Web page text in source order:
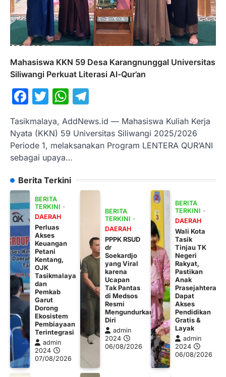
Mahasiswa KKN 59 Desa Karangnunggal Universitas
Siliwangi Perkuat Literasi Al-Qur’an
Facebook
TwitterWhatsApp
Tasikmalaya, AddNews.id — Mahasiswa Kuliah Kerja
Nyata (KKN) 59 Universitas Siliwangi 2025/2026
Periode 1, melaksanakan Program LENTERA QUR’ANI
sebagai upaya…
Berita Terkini
BERITA
TERKINI
DAERAH
Perluas
Akses
Keuangan
Petani
Kentang,
OJK
Tasikmalaya
dan
Pemkab
Garut
Dorong
Ekosistem
Pembiayaan
Terintegrasi
admin
2024
07/08/2026
BERITA
TERKINI
DAERAH
PPPK RSUD
dr
Soekardjo
yang Viral
karena
Ucapan
Tak Pantas
di Medsos
Resmi
Mengundurkan
Diri
admin
2024
06/08/2026
BERITA
TERKINI
DAERAH
Wali Kota
Tasik
Tinjau TK
Negeri
Rakyat,
Pastikan
Anak
Prasejahtera
Dapat
Akses
Pendidikan
Gratis &
Layak
admin
2024
06/08/2026